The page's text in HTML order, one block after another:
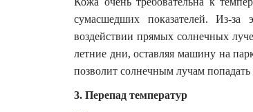
сумасшедших показателей. Из-
воздействии прямых солнечных
летние дни, оставляя машину на
позволит солнечным лучам попадать
3. Перепад температур